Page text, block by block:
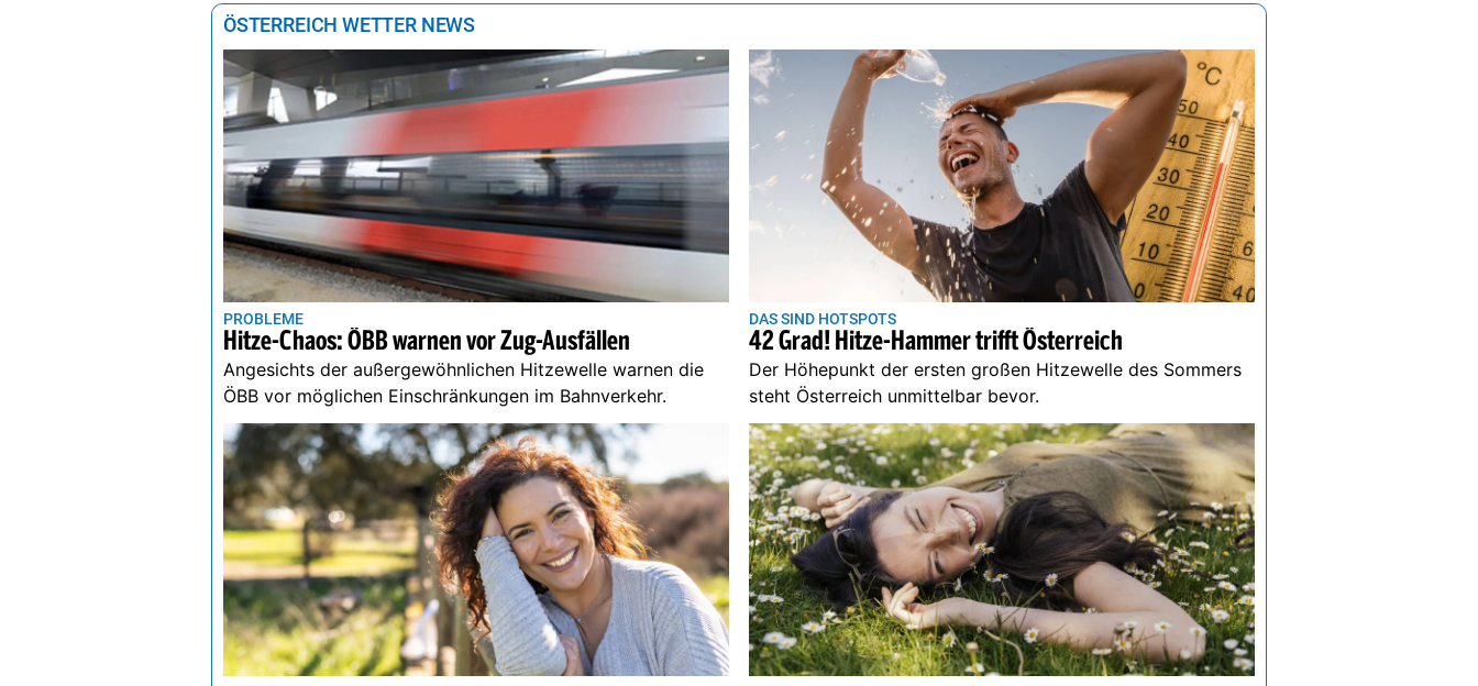
ÖSTERREICH WETTER NEWS
PROBLEME
Hitze-Chaos: ÖBB warnen vor Zug-Ausfällen
Angesichts der außergewöhnlichen Hitzewelle warnen die
ÖBB vor möglichen Einschränkungen im Bahnverkehr.
DAS SIND HOTSPOTS
42 Grad! Hitze-Hammer trifft Österreich
Der Höhepunkt der ersten großen Hitzewelle des Sommers
steht Österreich unmittelbar bevor.